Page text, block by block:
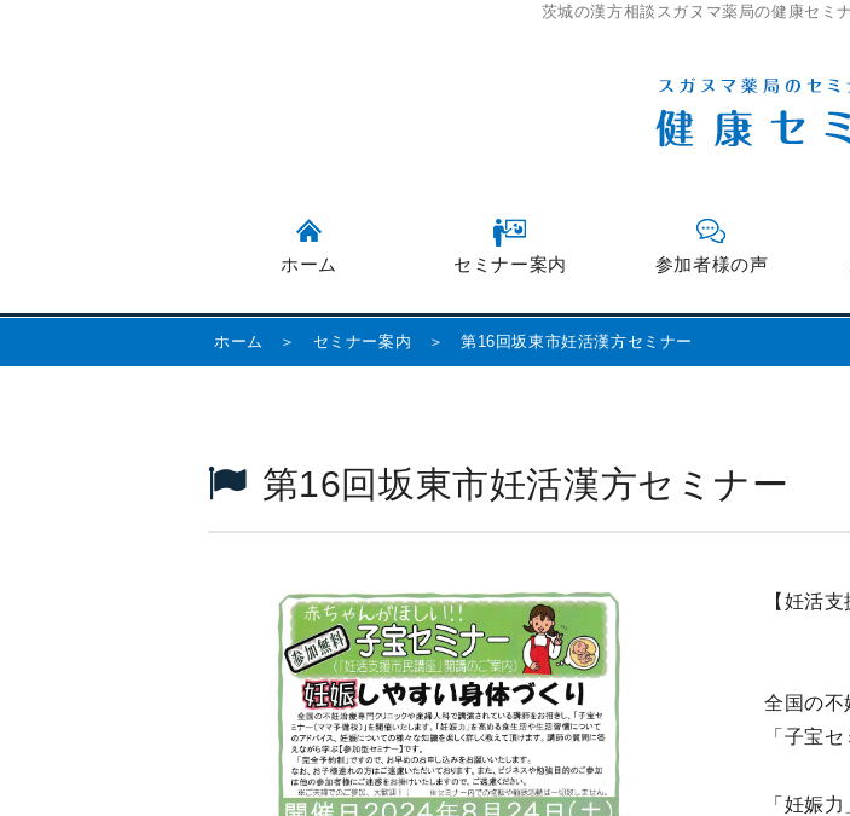
茨城の漢方相談スガヌマ薬局の健康セミ
ホーム セミナー案内 参加者様の声
ホーム ＞ セミナー案内 ＞第16回坂東市妊活漢方セミナー
第16回坂東市妊活漢方セミナー
【妊活
全国の不
「子宝
「妊娠